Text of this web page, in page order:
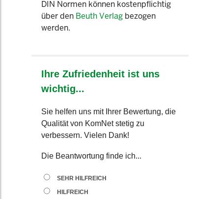
DIN Normen können kostenpflichtig
über den Beuth Verlag bezogen
werden.